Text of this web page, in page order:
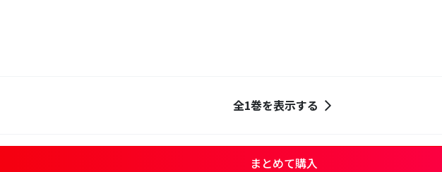
全1巻を表示する
まとめて購入